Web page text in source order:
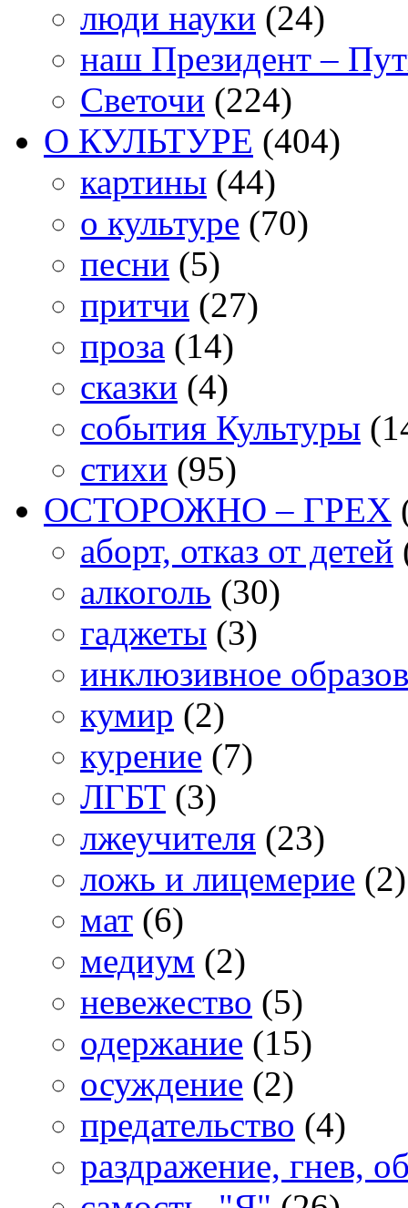
люди науки (24)
наш Президент –
Светочи (224)
О КУЛЬТУРЕ (404)
картины (44)
о культуре (70)
песни (5)
притчи (27)
проза (14)
сказки (4)
события Культуры
стихи (95)
ОСТОРОЖНО – ГРЕХ
аборт, отказ от детей
алкоголь (30)
гаджеты (3)
инклюзивное
кумир (2)
курение (7)
ЛГБТ (3)
лжеучителя (23)
ложь и лицемерие (2)
мат (6)
медиум (2)
невежество (5)
одержание (15)
осуждение (2)
предательство (4)
раздражение, гнев,